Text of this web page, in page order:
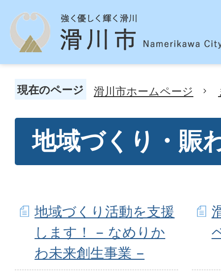
現在のページ 滑川市ホームページ
地域づくり・賑
地域づくり活動を支援
します！ − なめりか
わ未来創生事業 −